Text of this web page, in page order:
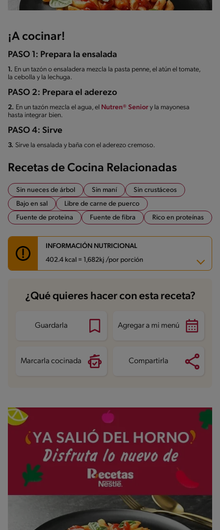
¡A cocinar!
PASO 1: Prepara la ensalada
1. En un tazón o ensaladera mezcla la pasta penne, el atún el tomate,
la cebolla y la lechuga.
PASO 2: Prepara el aderezo
2. En un tazón mezcla el agua, el Nutren® Senior y la mayonesa
hasta integrar bien.
PASO 4: Sirve
3. Sirve la ensalada y baña con el aderezo cremoso.
Recetas de Cocina Relacionadas
Sin nueces de árbol Sin maní
Sin crustáceos
Bajo en sal
Libre de carne de puerco
Fuente de proteina
Fuente de fibra Rico en proteínas
INFORMACIÓN NUTRICIONAL
402.4 kcal = 1,682kj /por porción
Carbohidratos 57.3 g
Energía 402.4 kcal
Proteína
Grasas saturadas 2.2 g
¿Qué quieres hacer con esta receta?
Guardarla Agregar a mi menú
Marcarla cocinada Compartirla